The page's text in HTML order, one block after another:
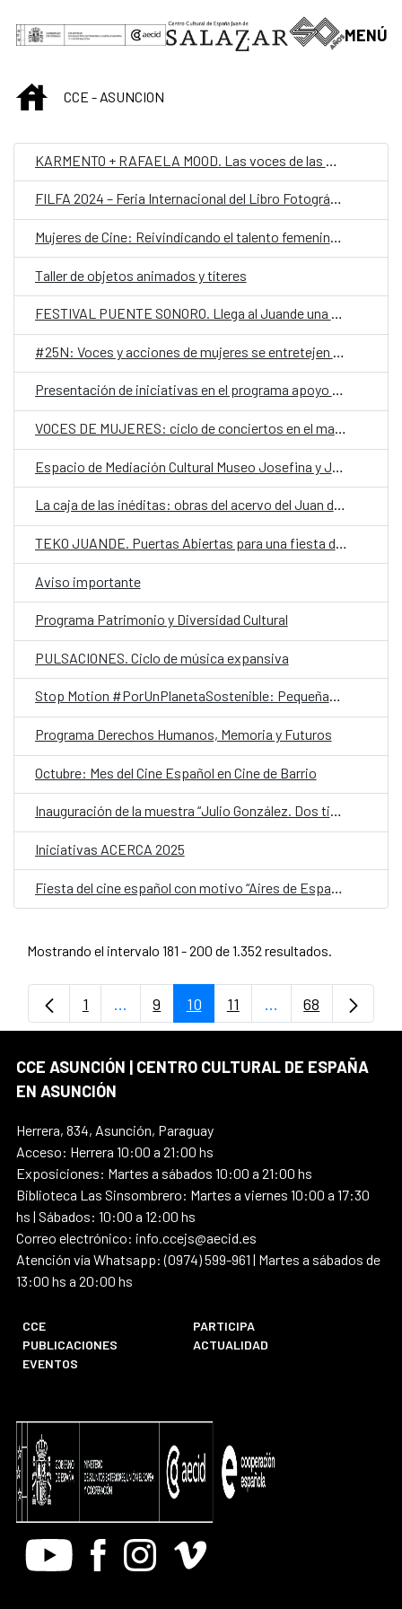
Saltar al contenido principal
MENÚ
INICIOCCE - ASUNCION
FILFA 2024 – Feria Internacional del Libro Fotográfico Autoral en el Juande
Mujeres de Cine: Reivindicando el talento femenino en la industria audiovisual
Taller de objetos animados y títeres
FESTIVAL PUENTE SONORO. Llega al Juande una fusión de jazz que cruza fronteras
#25N: Voces y acciones de mujeres se entretejen en un mes dedicado al activismo en el Juan de Salazar
Presentación de iniciativas en el programa apoyo a la creación local 2025
VOCES DE MUJERES: ciclo de conciertos en el marco del #25N
La caja de las inéditas: obras del acervo del Juan de Salazar en exposición
TEKO JUANDE. Puertas Abiertas para una fiesta de creatividad comunitaria
Aviso importante
Programa Patrimonio y Diversidad Cultural
PULSACIONES. Ciclo de música expansiva
Stop Motion #PorUnPlanetaSostenible: Pequeñas acciones, grandes cambios ¡Únete al reto!
Programa Derechos Humanos, Memoria y Futuros
Octubre: Mes del Cine Español en Cine de Barrio
Inauguración de la muestra “Julio González. Dos tiempos e infinitas reproducciones”
Iniciativas ACERCA 2025
Mostrando el intervalo 181 - 200 de 1.352 resultados.
Página
1 ...Páginas intermedias Use TAB para
Página
9 Página
10 Página
11 ...PáginasPágina
68
CCE ASUNCIÓN | CENTRO CULTURAL DE ESPAÑA
EN ASUNCIÓN
Herrera, 834, Asunción, Paraguay
Acceso: Herrera 10:00 a 21:00 hs
Exposiciones: Martes a sábados 10:00 a 21:00 hs
Biblioteca Las Sinsombrero: Martes a viernes 10:00 a 17:30
hs | Sábados: 10:00 a 12:00 hs
Correo electrónico: info.ccejs@aecid.es
Atención vía Whatsapp: (0974) 599-961 | Martes a sábados de
13:00 hs a 20:00 hs
CCE
PARTICIPA
PUBLICACIONES
ACTUALIDAD
EVENTOS
Youtube FacebookInstagram
Vimeo